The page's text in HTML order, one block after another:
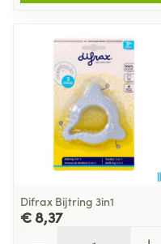
Difrax Bijtring 3in1
€ 8,37